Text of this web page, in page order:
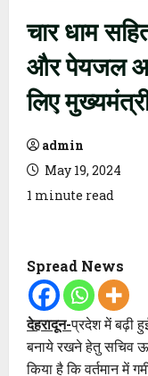
चार धाम
और पेयजल
लिए
admin
May 19, 2024
1 minute read
Spread News
देहरादून-प्रदेश में बढ़ी
बनाये रखने हेतु सचिव
किया है कि वर्तमान में